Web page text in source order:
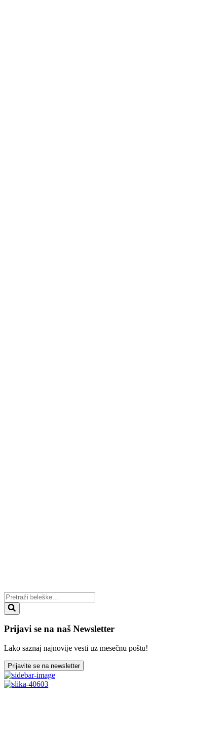
Prijavi se na naš Newsletter
Lako saznaj najnovije vesti uz mesečnu poštu!
Prijavite se na newsletter